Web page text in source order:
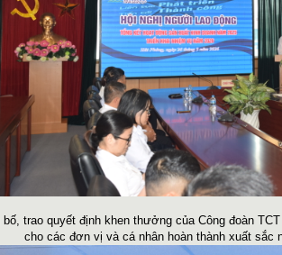
bố, trao quyết định khen thưởng của Công đoàn
cho các đơn vị và cá nhân hoàn thành xuất sắc